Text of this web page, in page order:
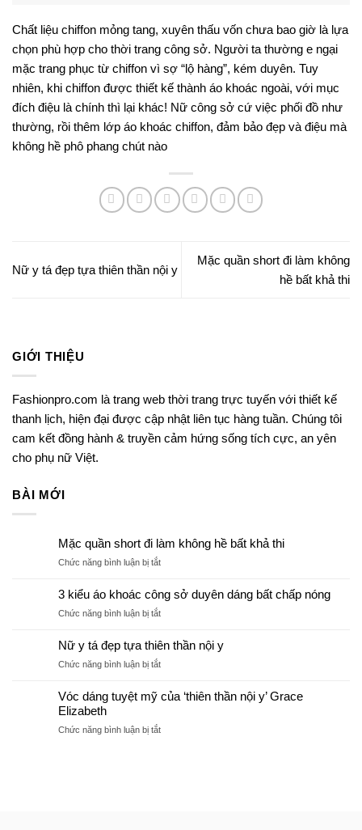
Chất liệu chiffon mỏng tang, xuyên thấu vốn chưa bao giờ là lựa
chọn phù hợp cho thời trang công sở. Người ta thường e ngại
mặc trang phục từ chiffon vì sợ “lộ hàng”, kém duyên. Tuy
nhiên, khi chiffon được thiết kế thành áo khoác ngoài, với mục
đích điệu là chính thì lại khác! Nữ công sở cứ việc phối đồ như
thường, rồi thêm lớp áo khoác chiffon, đảm bảo đẹp và điệu mà
không hề phô phang chút nào
Nữ y tá đẹp tựa thiên thần nội y
Mặc quần short đi làm không
hề bất khả thi
GIỚI THIỆU
Fashionpro.com là trang web thời trang trực tuyến với thiết kế
thanh lịch, hiện đại được cập nhật liên tục hàng tuần. Chúng tôi
cam kết đồng hành & truyền cảm hứng sống tích cực, an yên
cho phụ nữ Việt.
BÀI MỚI
Mặc quần short đi làm không hề bất khả thi
Chức năng bình luận bị tắtở
short
đi
không
thi
3 kiểu áo khoác công sở duyên dáng bất chấp nóng
Chức năng bình luận bị tắtở
kiểu
khoác
sở
bất
Nữ y tá đẹp tựa thiên thần nội y
Chức năng bình luận bị tắtở
tựa
Vóc dáng tuyệt mỹ của ‘thiên thần nội y’ Grace
Elizabeth
Chức năng bình luận bị tắtở